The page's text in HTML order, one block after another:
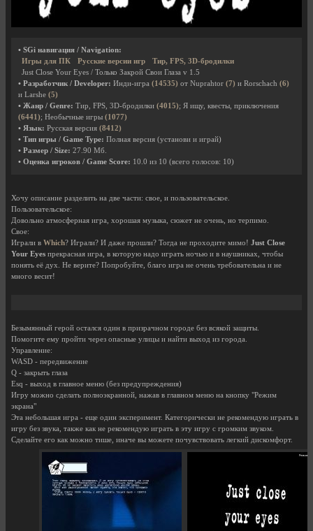
• SGi навигация / Navigation:
Игры для ПК
Русские версии игр
Тир, FPS, 3D-бродилки
Just Close Your Eyes / Только Закрой Свои Глаза v 1.5
• Разработчик / Developer: Инди-игра (14535) от Nuprahtor (7) и Rorschach (6)
и Larshe (5)
• Жанр / Genre: Тир, FPS, 3D-бродилки (4015); Я ищу, квесты, приключения
(6441); Необычные игры (1077)
• Язык: Русская версия (8412)
• Тип игры / Game Type: Полная версия (установи и играй)
• Размер / Size: 27.90 Мб.
• Оценка игроков / Game Score: 10.0 из 10 (всего голосов: 10)
Хочу описание разделить на две части: свое, и пользовательское.
Пользовательское:
Довольно атмосферная игра, хорошая музыка, сюжет не очень, но терпимо.
Свое:
Играли в Which? Играли? И даже прошли? Тогда не проходите мимо! Just Close
Your Eyes прекрасная игра, в которую надо играть ночью и в наушниках, чтобы
понять её дух. Не верите? Попробуйте, благо игра не очень требовательна и не
много весит!
Безымянный герой остался один в призрачном городе без всякой защиты.
Помогите ему пройти через опасные улицы и найти выход из города.
Управление:
WASD - передвижение
Q - закрыть глаза
Esq - выход в главное меню (без предупреждения)
Игру можно сделать полноэкранной, нажав в главном меню на кнопку "Режим
экрана"
Эта небольшая игра - еще один эксперимент. Категорически не рекомендую играть в
игру без звука, также как не рекомендую играть в эту игру с громким звуком.
Сделайте его как можно тише, иначе вы можете почувствовать легкий дискомфорт.